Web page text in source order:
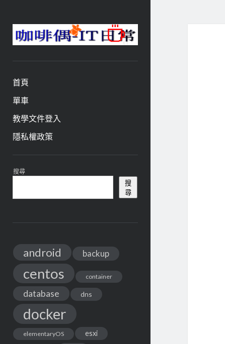
咖
啡
與
IT
日
常
首頁
單車
教學文件登入
隱私權政策
資
訊
欄
搜尋
搜
尋
android backup
centos container
database dns
docker
elementaryOS esxi